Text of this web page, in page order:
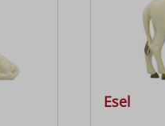
Esel